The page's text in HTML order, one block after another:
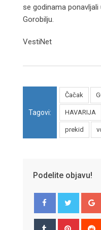
se godinama
Gorobilju.
VestiNet
Tagovi:
Čačak
HAVARIJA
prekid
Podelite objavu!
Tumblr